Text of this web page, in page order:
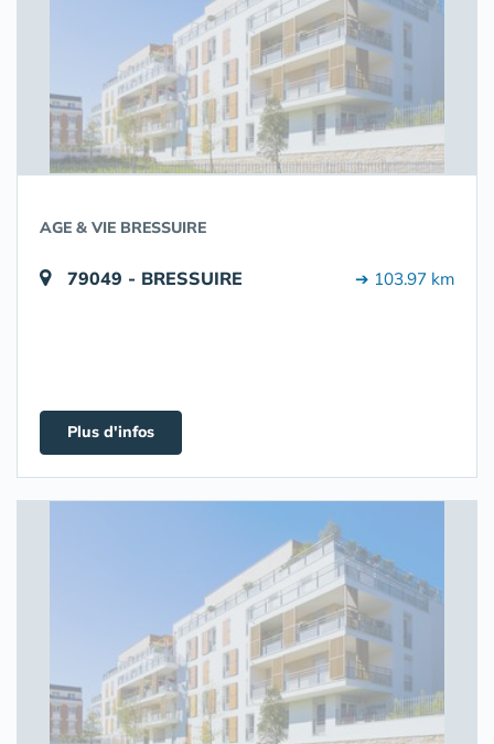
AGE & VIE BRESSUIRE
79049 - BRESSUIRE ➔ 103.97 km
Plus d'infos